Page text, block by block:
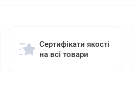
Сертифікати якості
на всі товари